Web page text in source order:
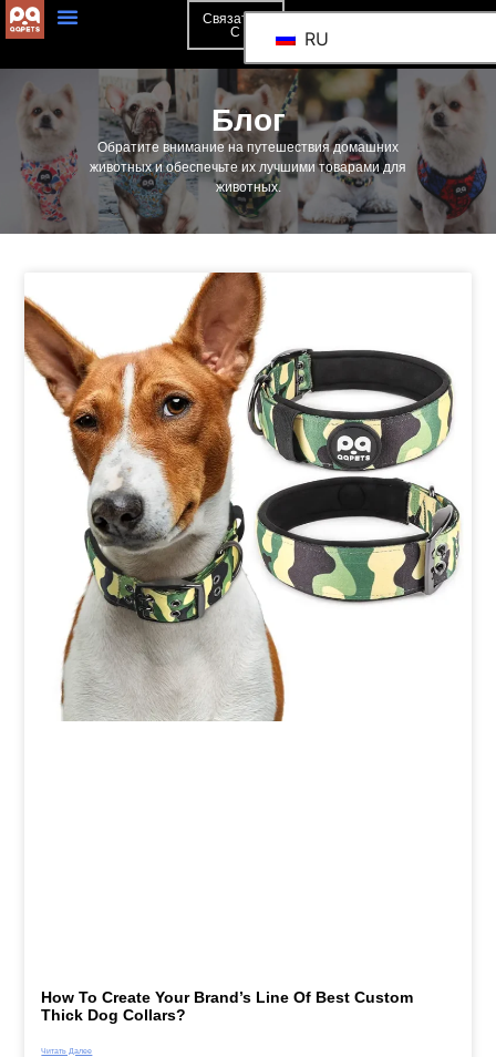
Связаться
С
RU
Блог
Обратите внимание на путешествия домашних
животных и обеспечьте их лучшими товарами для
животных.
How To Create Your Brand’s Line Of Best Custom
Thick Dog Collars?
Читать Далее